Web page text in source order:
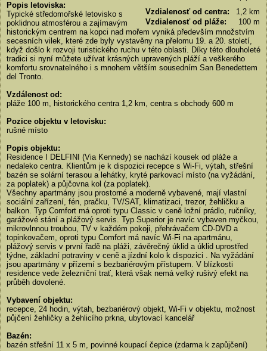
Vzdialenosť od centra:
1,2 km
Vzdialenosť od pláže:
100 m
Popis letoviska:
Typické středomořské letovisko s
poklidnou atmosférou a zajímavým
historickým centrem na kopci nad mořem vyniká především množstvím
secesních vilek, které zde byly vystavěny na přelomu 19. a 20. století,
když došlo k rozvoji turistického ruchu v této oblasti. Díky této dlouholeté
tradici si nyní můžete užívat krásných upravených pláží a veškerého
komfortu srovnatelného i s mnohem větším sousedním San Benedettem
del Tronto.
Vzdálenost od:
pláže 100 m, historického centra 1,2 km, centra s obchody 600 m
Pozice objektu v letovisku:
rušné místo
Popis objektu:
Residence I DELFINI (Via Kennedy) se nachází kousek od pláže a
nedaleko centra. Klientům je k dispozici recepce s Wi-Fi, výtah, střešní
bazén se solární terasou a lehátky, kryté parkovací místo (na vyžádání,
za poplatek) a půjčovna kol (za poplatek).
Všechny apartmány jsou prostorné a moderně vybavené, mají vlastní
sociální zařízení, fén, pračku, TV/SAT, klimatizaci, trezor, žehličku a
balkon. Typ Comfort má oproti typu Classic v ceně ložní prádlo, ručníky,
garážové stání a plážový servis. Typ Superior je navíc vybaven myčkou,
mikrovlnnou troubou, TV v každém pokoji, přehrávačem CD-DVD a
topinkovačem, oproti typu Comfort má navíc Wi-Fi na apartmánu,
plážový servis v první řadě na pláži, závěrečný úklid a úklid uprostřed
týdne, základní potraviny v ceně a jízdní kolo k dispozici . Na vyžádání
jsou apartmány v přízemí s bezbariérovým přístupem. V blízkosti
residence vede železniční trať, která však nemá velký rušivý efekt na
průběh dovolené.
Vybavení objektu:
recepce, 24 hodin, výtah, bezbariérový objekt, Wi-Fi v objektu, možnost
půjčení žehličky a žehlicího prkna, ubytovací kancelář
Bazén:
bazén střešní 11 x 5 m, povinné koupací čepice (zdarma k zapůjčení)